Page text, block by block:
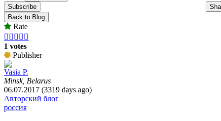
Subscribe
Back to Blog
Rate
    
1 votes
Publisher
Vasia P.
Minsk, Belarus
06.07.2017 (3319 days ago)
Авторский блог
россия